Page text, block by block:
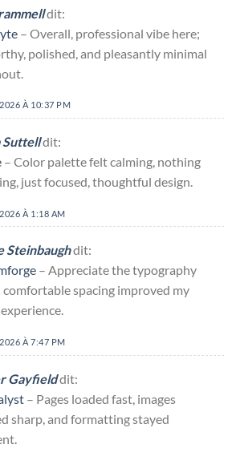
dit:
– Overall, professional vibe here;
polished, and pleasantly minimal
À 10:37 PM
Suttelldit:
– Color palette felt calming, nothing
just focused, thoughtful design.
À 1:18 AM
Steinbaughdit:
– Appreciate the typography
comfortable spacing improved my
À 7:47 PM
Gayfielddit:
– Pages loaded fast, images
sharp, and formatting stayed